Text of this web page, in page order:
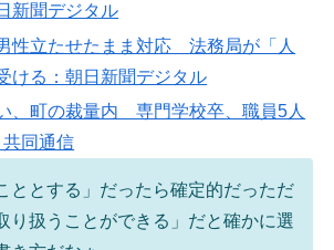
新聞デジタル
性立たせたまま対応 法務局が「人
ける：朝日新聞デジタル
、町の裁量内 専門学校卒、職員5人
同通信
ととする」だったら確定的だっただ
り扱うことができる」だと確かに選